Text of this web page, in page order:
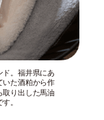
ド。福井県にあ
いた酒粕から作
取り出した馬油
。